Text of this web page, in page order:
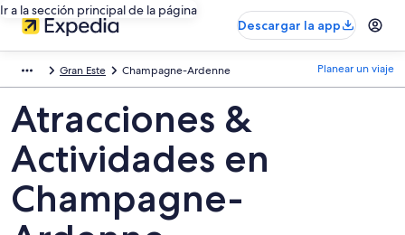
Ir a la sección principal de la página
Descargar la app
Gran Este Champagne-Ardenne Planear un viaje
Atracciones &
Actividades en
Champagne-